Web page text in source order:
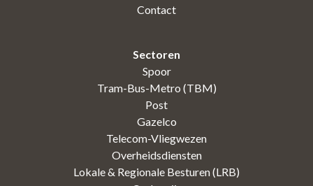
Contact
Sectoren
Spoor
Tram-Bus-Metro (TBM)
Post
Gazelco
Telecom-Vliegwezen
Overheidsdiensten
Lokale & Regionale Besturen (LRB)